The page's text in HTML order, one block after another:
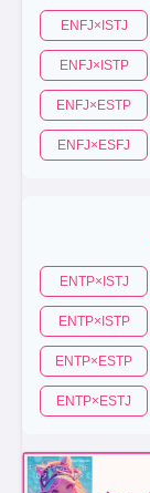
ENFJ× ISTJ
ENFJ× ISTP
ENFJ× ESTP
ENFJ× ESFJ
ENTP× ISTJ
ENTP× ISTP
ENTP× ESTP
ENTP× ESTJ